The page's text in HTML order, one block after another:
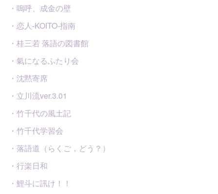
・嗚呼、成金の壁
・恋人-KOITO-指南
・桂三若 落語の図書館
・氣になるふたり会
・沈黙寄席
・立川流ver.3.01
・竹千代の風土記
・竹千代学習会
・落語道（らくご，どう？）
・行楽日和
・鯉斗に訊け！！